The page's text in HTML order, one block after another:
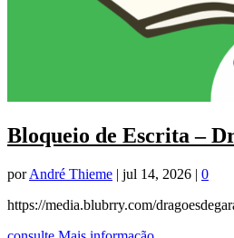
Bloqueio de Escrita –
porAndré Thieme | jul 14, 2026 | 0
https://media.blubrry.com/